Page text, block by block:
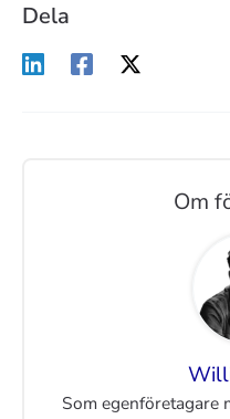
Dela
Om
Som egenföretagare